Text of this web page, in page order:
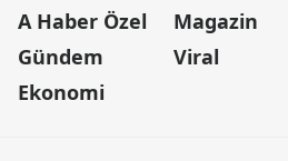
A Haber Özel
Gündem
Ekonomi
Magazin
Viral